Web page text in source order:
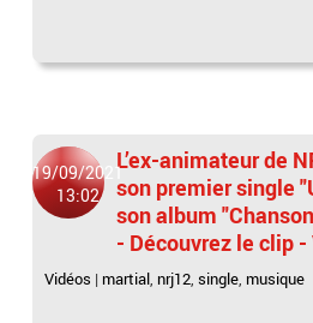
19/09/2021
13:02
L’ex-animateur de
son premier single
son album
- Découvrez le clip -
Vidéos | martial, nrj12,single, musique